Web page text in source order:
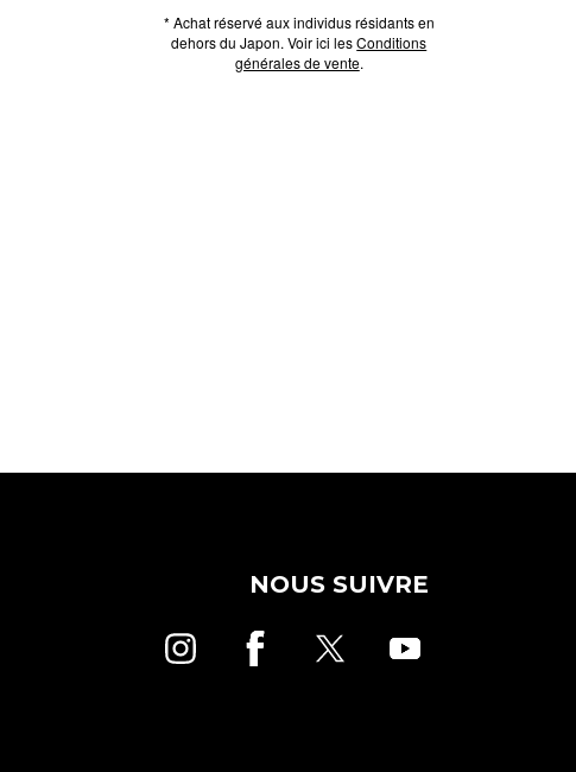
* Achat réservé aux individus résidants en
dehors du Japon. Voir ici lesConditions
générales de vente.
NOUS SUIVRE